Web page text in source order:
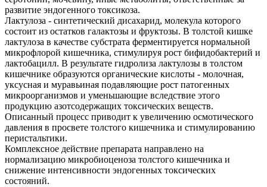
развитие эндогенного токсикоза.
Лактулоза - синтетический дисахарид, молекула которого
состоит из остатков галактозы и фруктозы. В толстой кишке
лактулоза в качестве субстрата ферментируется нормальной
микрофлорой кишечника, стимулируя рост бифидобактерий и
лактобацилл. В результате гидролиза лактулозы в толстом
кишечнике образуются органические кислоты - молочная,
уксусная и муравьиная подавляющие рост патогенных
микроорганизмов и уменьшающие вследствие этого
продукцию азотсодержащих токсических веществ.
Описанный процесс приводит к увеличению осмотического
давления в просвете толстого кишечника и стимулированию
перистальтики.
Комплексное действие препарата направлено на
нормализацию микробиоценоза толстого кишечника и
снижение интенсивности эндогенных токсических
состояний.